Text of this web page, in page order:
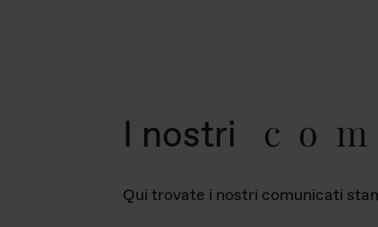
I nostri
Qui trovate i nostri comunicati